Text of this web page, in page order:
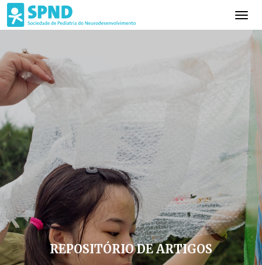
REPOSITÓRIO DE ARTIGOS